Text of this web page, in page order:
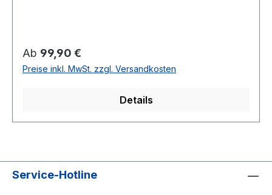
PolyesterChemische ReinigungModell
Nr.: 1156950Form: LaurentFarbe: 24
Regulärer Preis:
Ab 99,90 €
Preise inkl. MwSt. zzgl. Versandkosten
Details
Service-Hotline